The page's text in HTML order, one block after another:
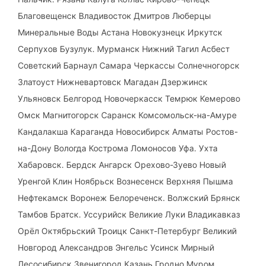
Благовещенск Владивосток Дмитров Люберцы
Минеральные Воды Астана Новокузнецк Иркутск
Серпухов Бузулук. Мурманск Нижний Тагил Асбест
Советский Барнаул Самара Черкассы Солнечногорск
Златоуст Нижневартовск Магадан Дзержинск
Ульяновск Белгород Новочеркасск Темрюк Кемерово
Омск Магнитогорск Саранск Комсомольск-на-Амуре
Кандалакша Караганда Новосибирск Алматы Ростов-
на-Дону Вологда Кострома Ломоносов Уфа. Ухта
Хабаровск. Бердск Ангарск Орехово-Зуево Новый
Уренгой Клин Ноябрьск Вознесенск Верхняя Пышма
Нефтекамск Воронеж Белореченск. Волжский Брянск
Тамбов Братск. Уссурийск Великие Луки Владикавказ
Орёл Октябрьский Троицк Санкт-Петербург Великий
Новгород Александров Энгельс Усинск Мирный
Лесосибирск Звенигород Казань Гродно Муром